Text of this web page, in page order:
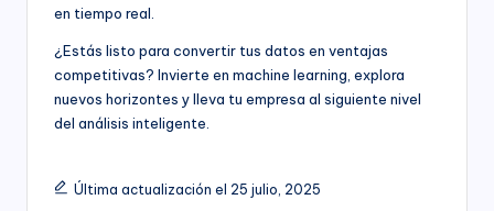
en tiempo real.
¿Estás listo para convertir tus datos en ventajas
competitivas? Invierte en machine learning, explora
nuevos horizontes y lleva tu empresa al siguiente nivel
del análisis inteligente.
Última actualización el 25 julio, 2025